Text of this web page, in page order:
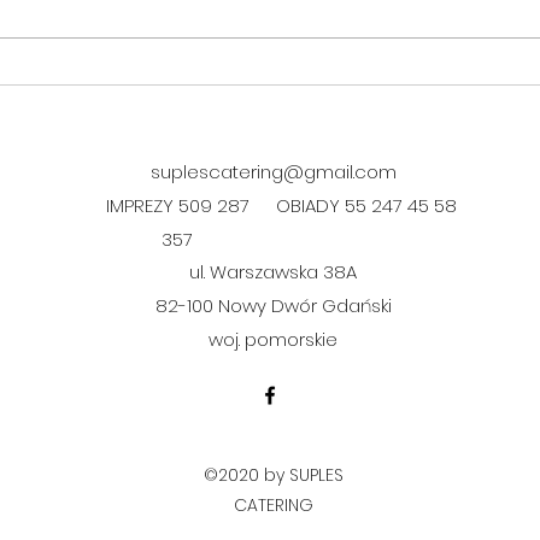
suplescatering@gmail.com
IMPREZY 509 287
357
OBIADY 55 247 45 58
ul. Warszawska 38A
​82-100 Nowy Dwór Gdański
woj. pomorskie
©2020 by SUPLES
CATERING